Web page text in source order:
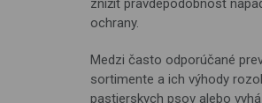
znížiť pravdepodobnosť
ochrany.
Medzi často odporúčané
sortimente a ich výhody
pastierskych psov alebo